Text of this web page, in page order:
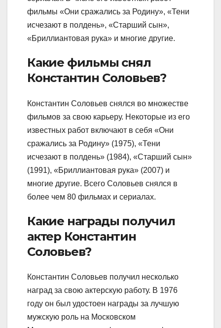
фильмы «Они сражались за Родину», «Тени
исчезают в полдень», «Старший сын»,
«Бриллиантовая рука» и многие другие.
Какие фильмы снял
Константин Соловьев?
Константин Соловьев снялся во множестве
фильмов за свою карьеру. Некоторые из его
известных работ включают в себя «Они
сражались за Родину» (1975), «Тени
исчезают в полдень» (1984), «Старший сын»
(1991), «Бриллиантовая рука» (2007) и
многие другие. Всего Соловьев снялся в
более чем 80 фильмах и сериалах.
Какие награды получил
актер Константин
Соловьев?
Константин Соловьев получил несколько
наград за свою актерскую работу. В 1976
году он был удостоен награды за лучшую
мужскую роль на Московском